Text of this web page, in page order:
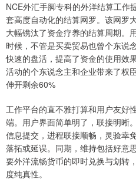
NCE外汇手脚专科的外洋结算工作
套高度自动化的结算网罗。该网罗
大幅镌汰了资金疗养的结算周期。
时候，不管是买卖贸易也曾个东说
快速的盘活，提高了资金的使用效
活动的个东说念主和企业带来了权
伸开剩余60%
工作平台的直不雅打算和用户友好
端。用户界面简单明了，联接明晰
信息提交，进程联接顺畅，灵验幸
落拓或延误。同期，维持包括好意
要外洋流畅货币的即时兑换与划转
度纯真性。